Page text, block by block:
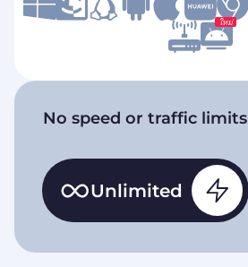
ใหม่
No speed or traffic limits
Unlimited